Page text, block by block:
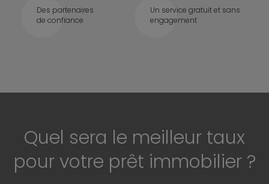
Des partenaires
de confiance
Un service gratuit et sans
engagement
Quel sera le meilleur taux
pour votre prêt immobilier ?